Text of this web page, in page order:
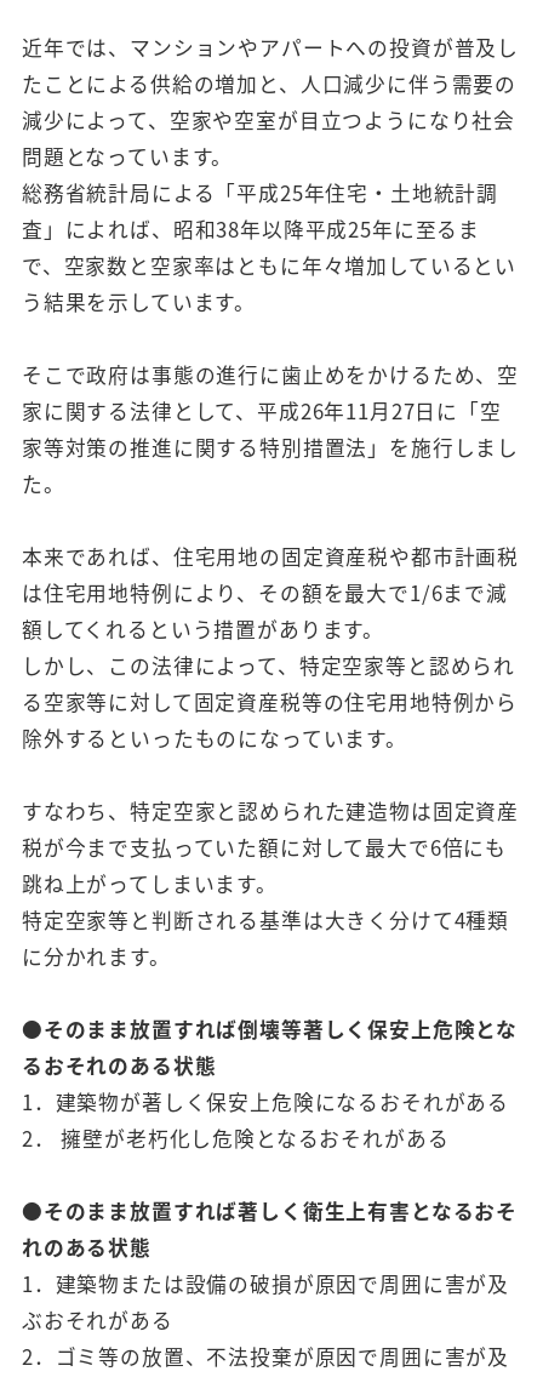
近年では、マンションやアパートへの投資が普及し
たことによる供給の増加と、人口減少に伴う需要の
減少によって、空家や空室が目立つようになり社会
問題となっています。
総務省統計局による「平成25年住宅・土地統計調
査」によれば、昭和38年以降平成25年に至るま
で、空家数と空家率はともに年々増加しているとい
う結果を示しています。
そこで政府は事態の進行に歯止めをかけるため、空
家に関する法律として、平成26年11月27日に「空
家等対策の推進に関する特別措置法」を施行しまし
た。
本来であれば、住宅用地の固定資産税や都市計画税
は住宅用地特例により、その額を最大で1/6まで減
額してくれるという措置があります。
しかし、この法律によって、特定空家等と認められ
る空家等に対して固定資産税等の住宅用地特例から
除外するといったものになっています。
すなわち、特定空家と認められた建造物は固定資産
税が今まで支払っていた額に対して最大で6倍にも
跳ね上がってしまいます。
特定空家等と判断される基準は大きく分けて4種類
に分かれます。
●そのまま放置すれば倒壊等著しく保安上危険とな
るおそれのある状態
1．建築物が著しく保安上危険になるおそれがある
2． 擁壁が老朽化し危険となるおそれがある
●そのまま放置すれば著しく衛生上有害となるおそ
れのある状態
1．建築物または設備の破損が原因で周囲に害が及
ぶおそれがある
2．ゴミ等の放置、不法投棄が原因で周囲に害が及